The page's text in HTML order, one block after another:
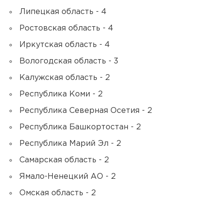
Липецкая область - 4
Ростовская область - 4
Иркутская область - 4
Вологодская область - 3
Калужская область - 2
Республика Коми - 2
Республика Северная Осетия - 2
Республика Башкортостан - 2
Республика Марий Эл - 2
Самарская область - 2
Ямало-Ненецкий АО - 2
Омская область - 2